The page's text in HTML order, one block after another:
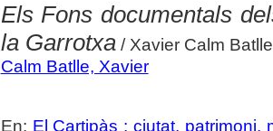
Els Fons documentals
la Garrotxa/ Xavier Calm Batlle
Calm Batlle, Xavier
En: El Cartipàs : ciutat, patrimoni,